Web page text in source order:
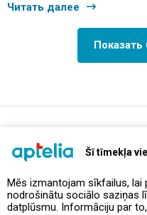
Šī tīmekļa
Mēs izmantojam sīkfailus, lai
nodrošinātu sociālo saziņas
datplūsmu. Informāciju par
Читать далее
Показать
Предложения и акции